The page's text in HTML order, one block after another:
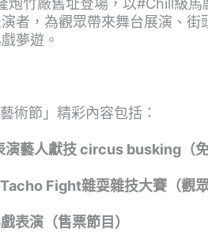
炮竹廠舊址登場，以#Chill級
者，為觀眾帶來舞台展演、街
夢遊。
術節」精彩內容包括：
演藝人獻技 circus busking（
Fight雜耍雜技大賽（觀眾
表演（售票節目）